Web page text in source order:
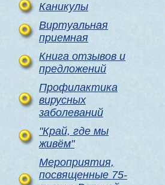
Каникулы
Виртуальная
приемная
Книга отзывов и
предложений
Профилактика
вирусных
заболеваний
"Край, где мы
живём"
Мероприятия,
посвященные 75-